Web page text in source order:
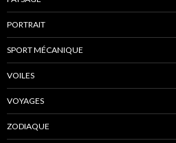
PORTRAIT
SPORT MÉCANIQUE
VOILES
VOYAGES
ZODIAQUE